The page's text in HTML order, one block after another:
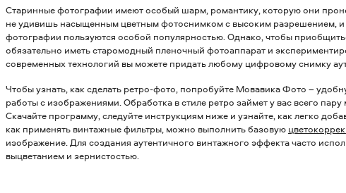
Старинные фотографии имеют особый шарм, романтику, которую они
не удивишь насыщенным цветным фотоснимком с высоким разрешением,
фотографии пользуются особой популярностью. Однако, чтобы
обязательно иметь старомодный пленочный фотоаппарат и
современных технологий вы можете придать любому цифровому снимку
Чтобы узнать, как сделать ретро-фото, попробуйте Мовавика Фото –
работы с изображениями. Обработка в стиле ретро займет у вас всего
Скачайте программу, следуйте инструкциям ниже и узнайте, как легко
как применять винтажные фильтры, можно выполнить базовую
изображение.Для создания аутентичного винтажного эффекта часто
выцветанием и зернистостью.